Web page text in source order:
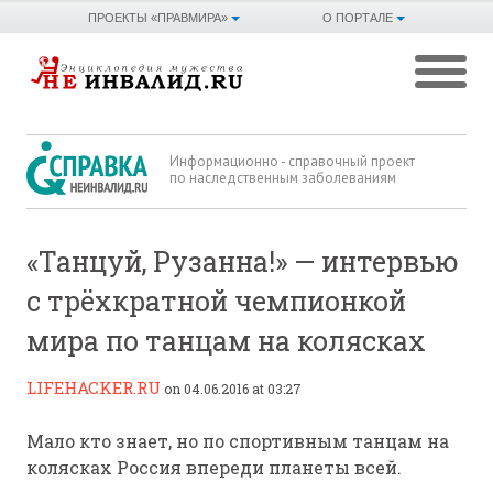
О ПОРТАЛЕ
ПРОЕКТЫ «ПРАВМИРА»
Информационно - справочный проект
по наследственным заболеваниям
«Танцуй, Рузанна!» — интервью
с трёхкратной чемпионкой
мира по танцам на колясках
LIFEHACKER.RU on 04.06.2016 at 03:27
Мало кто знает, но по спортивным танцам на
колясках Россия впереди планеты всей.